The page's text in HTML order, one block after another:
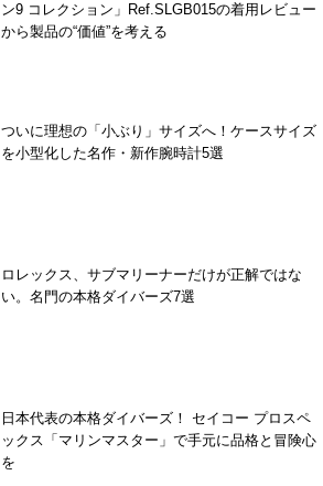
ン9 コレクション」Ref.SLGB015の着用レビュー
から製品の“価値”を考える
ついに理想の「小ぶり」サイズへ！ケースサイズ
を小型化した名作・新作腕時計5選
ロレックス、サブマリーナーだけが正解ではな
い。名門の本格ダイバーズ7選
日本代表の本格ダイバーズ！ セイコー プロスペ
ックス「マリンマスター」で手元に品格と冒険心
を